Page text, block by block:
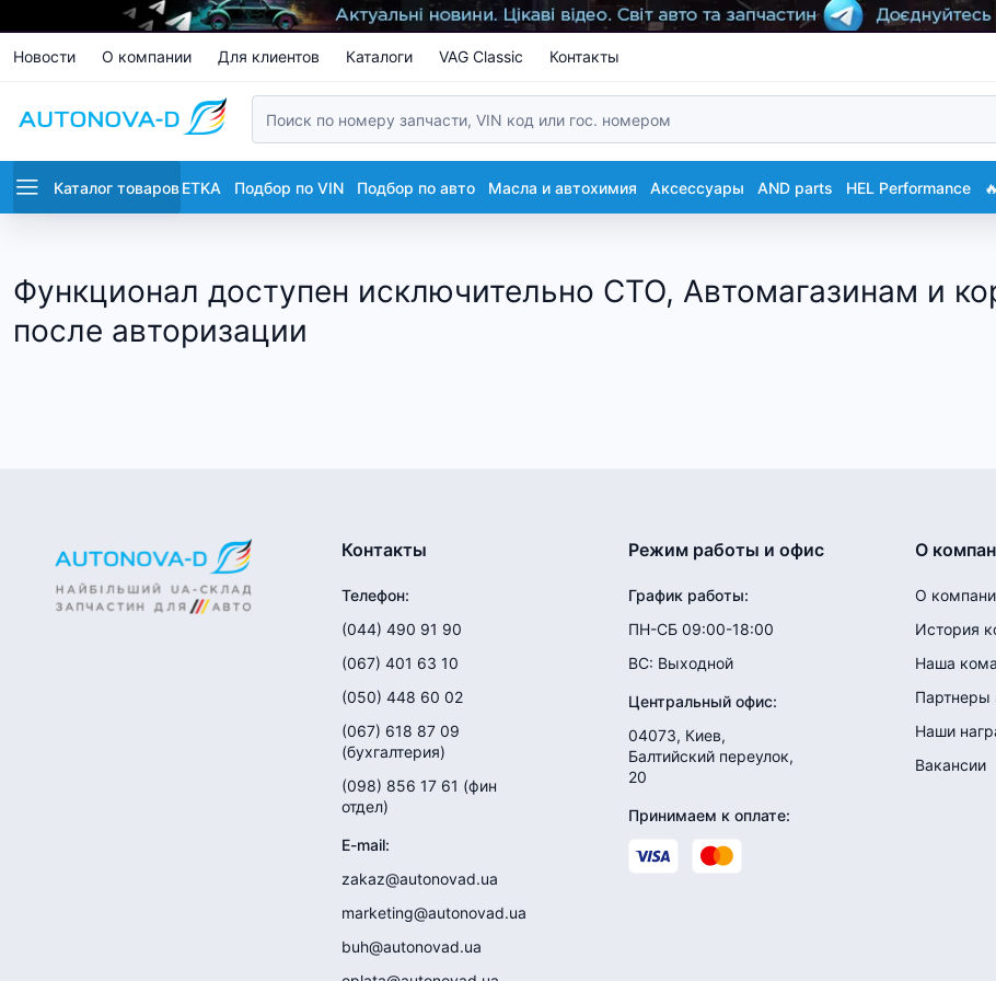
Новости О компании Для клиентов Каталоги VAG Classic Контакты
Каталог товаровETKA Подбор по VIN Подбор по авто Масла и автохимия Аксессуары AND parts HEL Performance
Функционал доступен исключительно СТО, Автомагазинам и
после авторизации
Контакты
Телефон:
(044) 490 91 90
(067) 401 63 10
(050) 448 60 02
(067) 618 87 09
(бухгалтерия)
(098) 856 17 61 (фин
отдел)
E-mail:
zakaz@autonovad.ua
marketing@autonovad.ua
buh@autonovad.ua
Режим работы и офис
График работы:
ПН-СБ 09:00-18:00
ВС: Выходной
Центральный офис:
04073, Киев,
Балтийский переулок,
20
Принимаем к оплате:
О
О
История
Наша
Партнеры
Наши
Вакансии